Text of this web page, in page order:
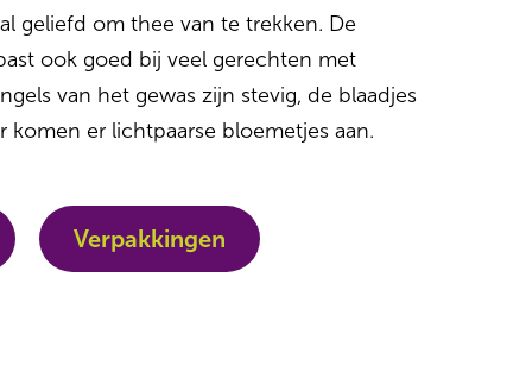
geliefd om thee van te trekken. De
ook goed bij veel gerechten met
van het gewas zijn stevig, de blaadjes
komen er lichtpaarse bloemetjes aan.
Verpakkingen